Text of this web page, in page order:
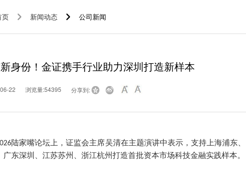
页 新闻动态 公司新闻
身份！金证携手行业助力深圳打造新样本
22 浏览量:54395 分享到: 
陆家嘴论坛上，证监会主席吴清在主题演讲中表示，支持上海浦东、
广东深圳、江苏苏州、浙江杭州打造首批资本市场科技金融实践样本。